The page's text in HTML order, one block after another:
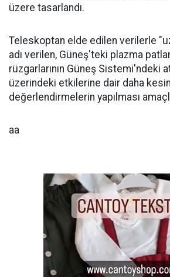
üzere tasarlandı.
Teleskoptan elde edilen verilerle
adı verilen, Güneş'teki plazma
rüzgarlarının Güneş Sistemi'ndeki
üzerindeki etkilerine dair daha
değerlendirmelerin yapılması
aa